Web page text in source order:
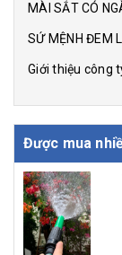
MÀI SẮT CÓ
SỨ MỆNH ĐEM
Giới thiệu công
Được mua